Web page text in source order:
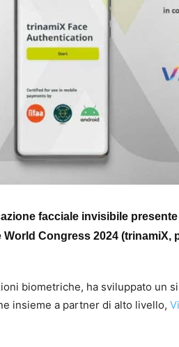
facciale invisibile
Congress 2024 (trinamiX,
biometriche, ha sviluppato un
insieme a partner di alto livello,